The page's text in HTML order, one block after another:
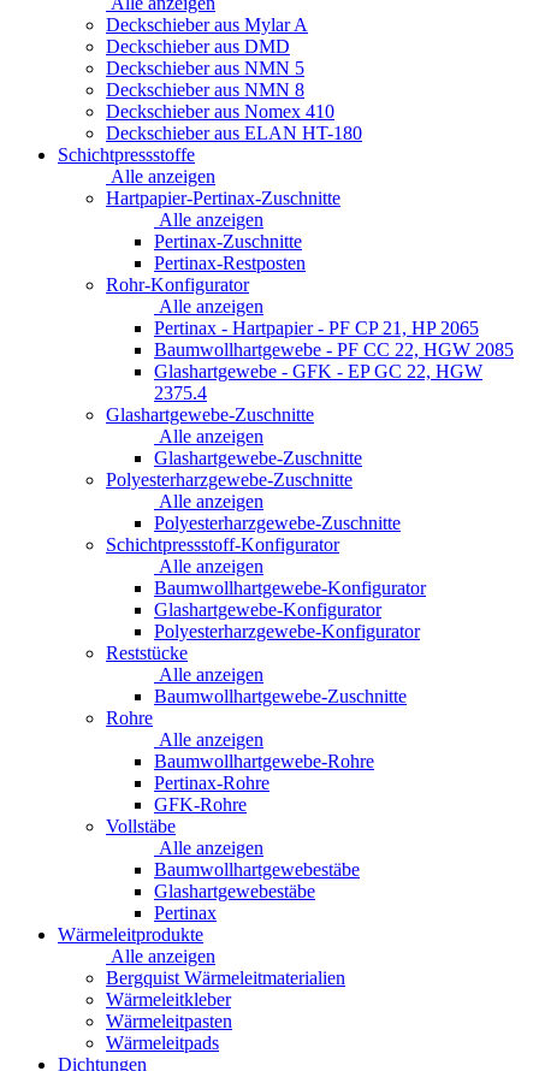
Deckschieber aus Mylar A
Deckschieber aus DMD
Deckschieber aus NMN 5
Deckschieber aus NMN 8
Deckschieber aus Nomex 410
Deckschieber aus ELAN HT-180
Schichtpressstoffe
Alle anzeigen
Hartpapier-Pertinax-Zuschnitte
Alle anzeigen
Pertinax-Zuschnitte
Pertinax-Restposten
Rohr-Konfigurator
Alle anzeigen
Pertinax - Hartpapier - PF CP 21, HP 2065
Baumwollhartgewebe - PF CC 22, HGW 2085
Glashartgewebe - GFK - EP GC 22, HGW
2375.4
Glashartgewebe-Zuschnitte
Alle anzeigen
Glashartgewebe-Zuschnitte
Polyesterharzgewebe-Zuschnitte
Alle anzeigen
Polyesterharzgewebe-Zuschnitte
Schichtpressstoff-Konfigurator
Alle anzeigen
Baumwollhartgewebe-Konfigurator
Glashartgewebe-Konfigurator
Polyesterharzgewebe-Konfigurator
Reststücke
Alle anzeigen
Baumwollhartgewebe-Zuschnitte
Rohre
Alle anzeigen
Baumwollhartgewebe-Rohre
Pertinax-Rohre
GFK-Rohre
Vollstäbe
Alle anzeigen
Baumwollhartgewebestäbe
Glashartgewebestäbe
Pertinax
Wärmeleitprodukte
Alle anzeigen
Bergquist Wärmeleitmaterialien
Wärmeleitkleber
Wärmeleitpasten
Wärmeleitpads
Dichtungen